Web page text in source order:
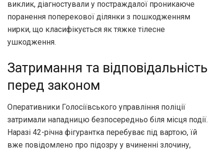
виклик, діагностували у постраждалої проникаюче
поранення поперекової ділянки з пошкодженням
нирки, що класифікується як тяжке тілесне
ушкодження.
Затримання та відповідальність
перед законом
Оперативники Голосіївського управління поліції
затримали нападницю безпосередньо біля місця події.
Наразі 42-річна фігурантка перебуває під вартою, їй
вже повідомлено про підозру у вчиненні злочину,